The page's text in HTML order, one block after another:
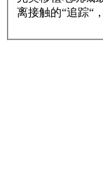
离接触的“追踪“